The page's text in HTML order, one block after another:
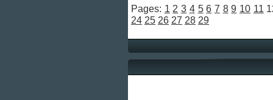
Pages: 1 2 3 4 5 6 7 8 9 10 11
24 25 26 27 28 29